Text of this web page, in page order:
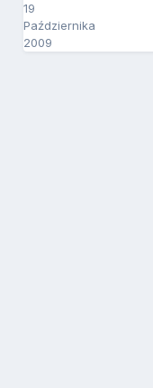
19
Października
2009